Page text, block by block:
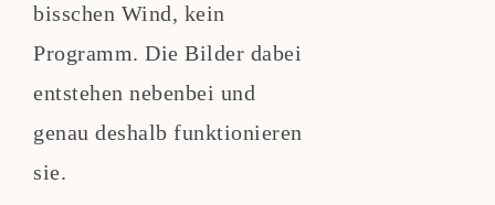
bisschen Wind, kein
Programm. Die Bilder dabei
entstehen nebenbei und
genau deshalb funktionieren
sie.